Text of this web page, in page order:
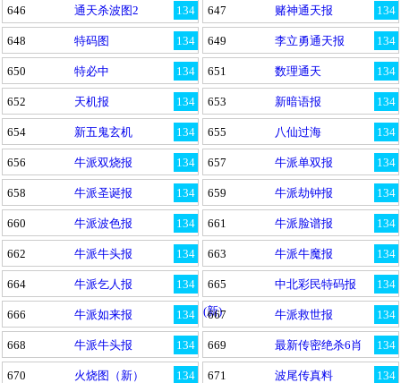
134
646 通天杀波图2 134
647 赌神通天报
134
648 特码图 134
649 李立勇通天报
134
650 特必中 134
651 数理通天
134
652 天机报 134
653 新暗语报
134
654 新五鬼玄机 134
655 八仙过海
134
656 牛派双烧报 134
657 牛派单双报
134
658 牛派圣诞报 134
659 牛派劫钟报
134
660 牛派波色报 134
661 牛派脸谱报
134
662 牛派牛头报 134
663 牛派牛魔报
134
664 牛派乞人报 134
665
中北彩民特码报
(新)
134
666 牛派如来报 134
667 牛派救世报
134
668 牛派牛头报 134
669 最新传密绝杀6肖
134
670 火烧图（新） 134
671 波尾传真料